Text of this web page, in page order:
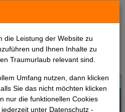
die Leistung der Website zu
und Ihnen Inhalte zu
Traumurlaub relevant sind.
Umfang nutzen, dann klicken
Sie das nicht möchten klicken
nur die funktionellen Cookies
unter Datenschutz -
Frühstück
1119 €